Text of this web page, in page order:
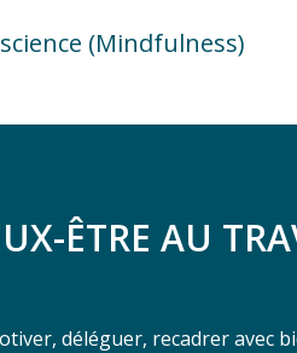
(Mindfulness)
ÊTRE AU
déléguer, recadrer avec